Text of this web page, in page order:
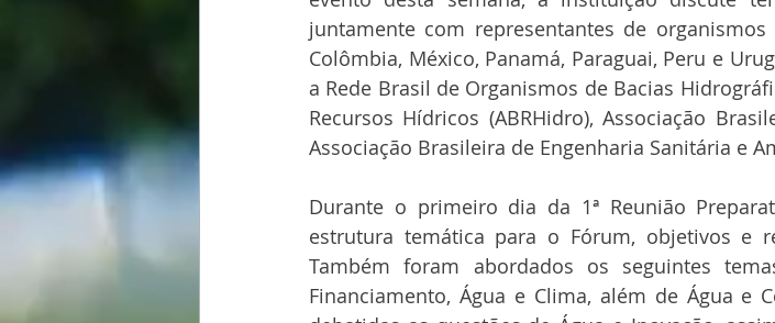
juntamente com representantes de
Colômbia, México, Panamá, Paraguai, Peru e
a Rede Brasil de Organismos de Bacias
Recursos Hídricos (ABRHidro), Associação
Associação Brasileira de Engenharia Sanitária e
Durante o primeiro dia da 1ª Reunião
estrutura temática para o Fórum, objetivos e
Também foram abordados os seguintes
Financiamento, Água e Clima, além de Água e